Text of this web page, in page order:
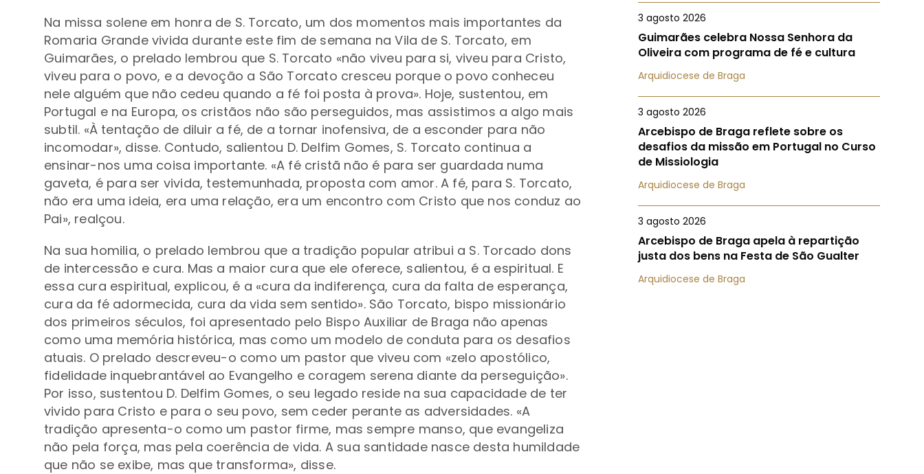
Na missa solene em honra de S. Torcato, um dos momentos mais importantes da
Romaria Grande vivida durante este fim de semana na Vila de S. Torcato, em
Guimarães, o prelado lembrou que S. Torcato «não viveu para si, viveu para Cristo,
viveu para o povo, e a devoção a São Torcato cresceu porque o povo conheceu
nele alguém que não cedeu quando a fé foi posta à prova». Hoje, sustentou, em
Portugal e na Europa, os cristãos não são perseguidos, mas assistimos a algo mais
subtil. «À tentação de diluir a fé, de a tornar inofensiva, de a esconder para não
incomodar», disse. Contudo, salientou D. Delfim Gomes, S. Torcato continua a
ensinar-nos uma coisa importante. «A fé cristã não é para ser guardada numa
gaveta, é para ser vivida, testemunhada, proposta com amor. A fé, para S. Torcato,
não era uma ideia, era uma relação, era um encontro com Cristo que nos conduz ao
Pai», realçou.
Na sua homilia, o prelado lembrou que a tradição popular atribui a S. Torcado dons
de intercessão e cura. Mas a maior cura que ele oferece, salientou, é a espiritual. E
essa cura espiritual, explicou, é a «cura da indiferença, cura da falta de esperança,
cura da fé adormecida, cura da vida sem sentido». São Torcato, bispo missionário
dos primeiros séculos, foi apresentado pelo Bispo Auxiliar de Braga não apenas
como uma memória histórica, mas como um modelo de conduta para os desafios
atuais. O prelado descreveu-o como um pastor que viveu com «zelo apostólico,
fidelidade inquebrantável ao Evangelho e coragem serena diante da perseguição».
Por isso, sustentou D. Delfim Gomes, o seu legado reside na sua capacidade de ter
vivido para Cristo e para o seu povo, sem ceder perante as adversidades. «A
tradição apresenta-o como um pastor firme, mas sempre manso, que evangeliza
não pela força, mas pela coerência de vida. A sua santidade nasce desta humildade
que não se exibe, mas que transforma», disse.
3 agosto 2026
Guimarães celebra Nossa Senhora da
Oliveira com programa de fé e cultura
Arquidiocese de Braga
3 agosto 2026
Arcebispo de Braga reflete sobre os
desafios da missão em Portugal no Curso
de Missiologia
Arquidiocese de Braga
3 agosto 2026
Arcebispo de Braga apela à repartição
justa dos bens na Festa de São Gualter
Arquidiocese de Braga